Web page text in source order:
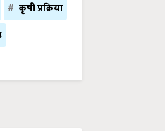
कृषी प्रक्रिया